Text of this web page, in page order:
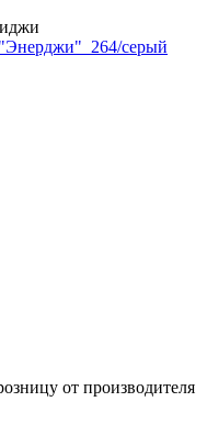
серый
от производителя